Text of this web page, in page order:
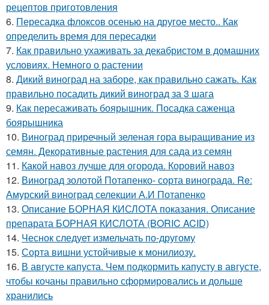
рецептов приготовления
6. Пересадка флоксов осенью на другое место.. Как
определить время для пересадки
7. Как правильно ухаживать за декабристом в домашних
условиях. Немного о растении
8. Дикий виноград на заборе, как правильно сажать. Как
правильно посадить дикий виноград за 3 шага
9. Как пересаживать боярышник. Посадка саженца
боярышника
10. Виноград приречный зеленая гора выращивание из
семян. Декоративные растения для сада из семян
11. Какой навоз лучше для огорода. Коровий навоз
12. Виноград золотой Потапенко- сорта винограда. Re:
Амурский виноград селекции А.И Потапенко
13. Описание БОРНАЯ КИСЛОТА показания. Описание
препарата БОРНАЯ КИСЛОТА (BORIC ACID)
14. Чеснок следует измельчать по-другому
15. Сорта вишни устойчивые к монилиозу.
16. В августе капуста. Чем подкормить капусту в августе,
чтобы кочаны правильно сформировались и дольше
хранились